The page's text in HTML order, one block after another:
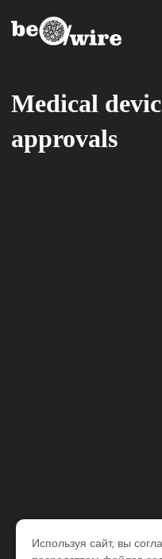
Medical
approvals
Используя сайт, вы